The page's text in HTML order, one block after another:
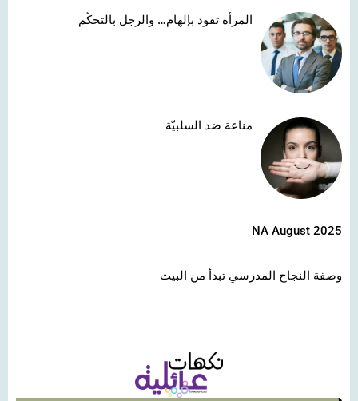
المرأة تقود بإلهام… والرجل بالتحكّم
مناعة ضد السلبيّة
NA August 2025
وصفة النجاح المدرسي تبدأ من البيت